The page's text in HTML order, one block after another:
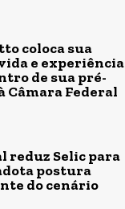
coloca sua
e experiência
de sua pré-
Câmara Federal
reduz Selic para
postura
do cenário